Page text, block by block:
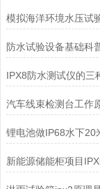
模拟海洋环境水压试
IPX8防水测试仪的三
汽车线束检测台工作